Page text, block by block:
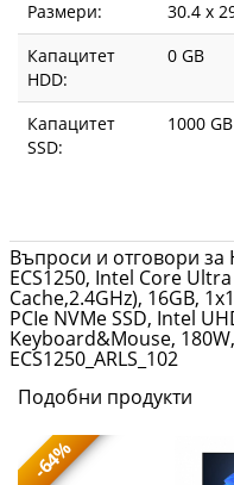
Размери:
30.4 x
Капацитет
HDD:
0 GB
Капацитет
SSD:
1000 GB
Въпроси и отговори
ECS1250, Intel Core
Cache,2.4GHz), 16GB,
PCIe NVMe SSD, Intel
Keyboard&Mouse,
ECS1250_ARLS_102
Подобни продукти
-64%